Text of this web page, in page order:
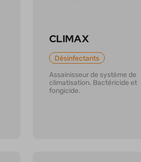
CLIMAX
Désinfectants
Assainisseur de système de
climatisation. Bactéricide et
fongicide.